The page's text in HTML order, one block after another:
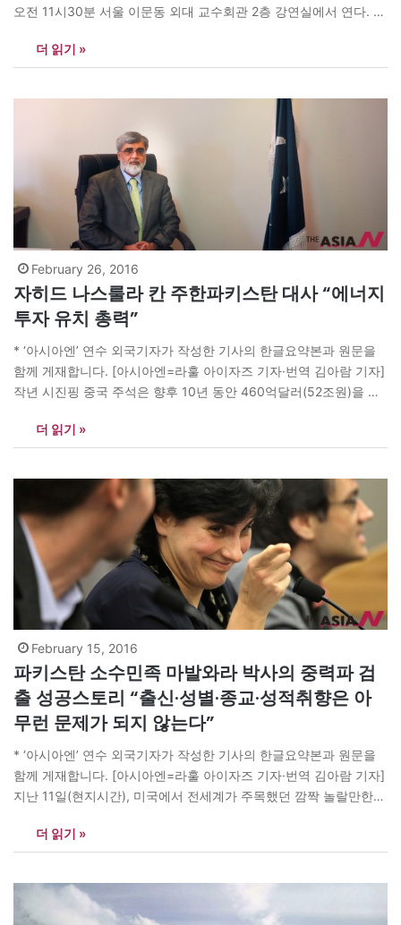
오전 11시30분 서울 이문동 외대 교수회관 2층 강연실에서 연다. 한
대사관(대사 하산 타헤린, Hassan Taherian)이 후원하는 이란문화
제에선 시낭송(파히메 비드골리 이란어과 교수, 강민지 이란어과 과
더 읽기 »
February 26, 2016
자히드 나스룰라 칸 주한파키스탄 대사 “에너지
투자 유치 총력”
* ‘아시아엔’ 연수 외국기자가 작성한 기사의 한글요약본과 원문을
함께 게재합니다. [아시아엔=라훌 아이자즈 기자·번역 김아람 기자]
작년 시진핑 중국 주석은 향후 10년 동안 460억달러(52조원)을 투
다. 파키스탄은 또한 국민 평균 연령이 22.6세(한국 40.2세)로 무척
젊은 나라인데다, 정규교육을 받은 국민이라면 누구나 영어를 유창
더 읽기 »
February 15, 2016
파키스탄 소수민족 마발와라 박사의 중력파 검
출 성공스토리 “출신·성별·종교·성적취향은 아
무런 문제가 되지 않는다”
* ‘아시아엔’ 연수 외국기자가 작성한 기사의 한글요약본과 원문을
함께 게재합니다. [아시아엔=라훌 아이자즈 기자·번역 김아람 기자]
지난 11일(현지시간), 미국에서 전세계가 주목했던 깜짝 놀랄만한
알버트 아인슈타인이 일반상대성이론에서 예측한 ‘중력파’ (重力波)
검출에 성공했다는 소식을 전했습니다. 실험을 주도했던 ‘고급레이
독일 등 15개국…
더 읽기 »